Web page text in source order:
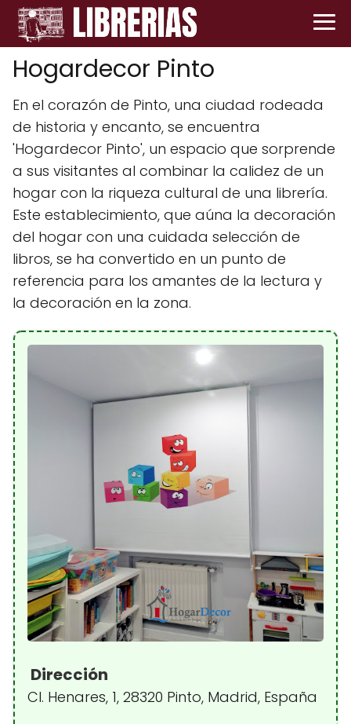
Hogardecor Pinto
En el corazón de Pinto, una ciudad rodeada
de historia y encanto, se encuentra
'Hogardecor Pinto', un espacio que sorprende
a sus visitantes al combinar la calidez de un
hogar con la riqueza cultural de una librería.
Este establecimiento, que aúna la decoración
del hogar con una cuidada selección de
libros, se ha convertido en un punto de
referencia para los amantes de la lectura y
la decoración en la zona.
Dirección
Cl. Henares, 1, 28320 Pinto, Madrid, España